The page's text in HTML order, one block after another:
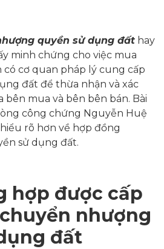
quyền sử dụng đất hay
minh chứng cho việc mua
có cơ quan pháp lý cung cấp
đất để thừa nhận và xác
bên mua và bên bên bán. Bài
công chứng Nguyễn Huệ
rõ hơn về hợp đồng
sử dụng đất.
hợp được cấp
nhượng
đất